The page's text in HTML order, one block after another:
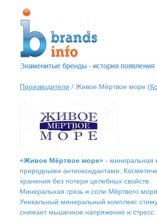
Производители / Живое Мёртвое море (
«Живое Мёртвое море» - минеральная
природными антиоксидантами.
хранения без потери целебных свойств.
Минеральная грязь и соли Мёртвого
Уникальный минеральный комплекс
снимает мышечное напряжение и стресс.